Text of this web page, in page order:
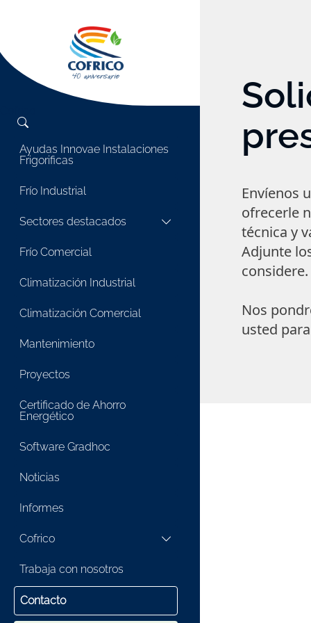
Ayudas Innovae Instalaciones
Frigorificas
Frío Industrial
Sectores destacados
Frío Comercial
Climatización Industrial
Climatización Comercial
Mantenimiento
Proyectos
Certificado de Ahorro
Energético
Software Gradhoc
Noticias
Informes
Cofrico
Trabaja con nosotros
Contacto
Envíenos
ofrecerle
técnica y
Adjunte
considere.
Nos
usted